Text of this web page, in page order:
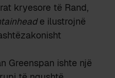
kryesore të Rand,
e ilustrojnë
Greenspan ishte një